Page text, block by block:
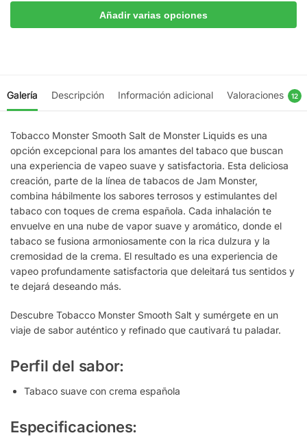
Añadir varias opciones
Galería Descripción Información adicional Valoraciones 12
Tobacco Monster Smooth Salt de Monster Liquids es una
opción excepcional para los amantes del tabaco que buscan
una experiencia de vapeo suave y satisfactoria. Esta deliciosa
creación, parte de la línea de tabacos de Jam Monster,
combina hábilmente los sabores terrosos y estimulantes del
tabaco con toques de crema española. Cada inhalación te
envuelve en una nube de vapor suave y aromático, donde el
tabaco se fusiona armoniosamente con la rica dulzura y la
cremosidad de la crema. El resultado es una experiencia de
vapeo profundamente satisfactoria que deleitará tus sentidos y
te dejará deseando más.
Descubre Tobacco Monster Smooth Salt y sumérgete en un
viaje de sabor auténtico y refinado que cautivará tu paladar.
Perfil del sabor:
Tabaco suave con crema española
Especificaciones: